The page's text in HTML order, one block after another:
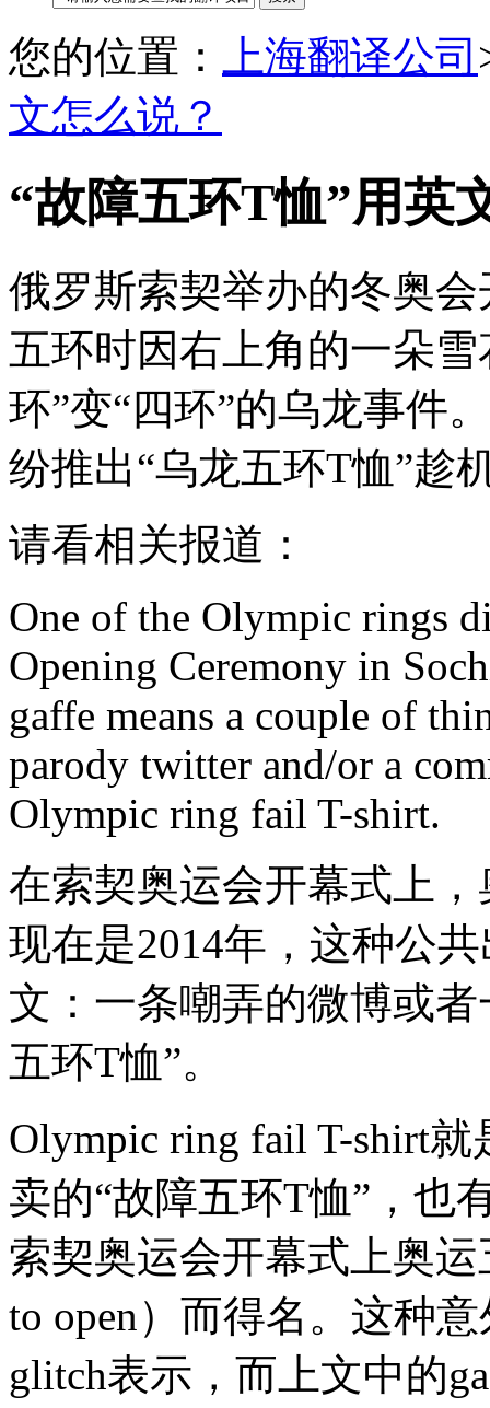
您的位置： 上海翻译公司
文怎么说？
“故障五环T恤”用英
俄罗斯索契举办的冬奥
五环时因右上角的一朵
环”变“四环”的乌龙事件
纷推出“乌龙五环T恤”趁
请看相关报道：
One of the Olympic rings
Opening Ceremony in
gaffe means a couple of
parody twitter and/or a
Olympic ring fail T-shirt.
在索契奥运会开幕式上
现在是2014年，这种公
文：一条嘲弄的微博或
五环T恤”。
Olympic ring fail T-shirt
卖的“故障五环T恤”，也
索契奥运会开幕式上奥
to open）而得名。这种
glitch表示，而上文中的